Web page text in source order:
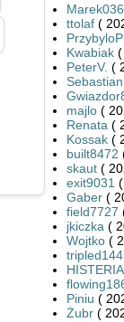
ttolaf(
PrzybyloP
Kwabiak(
PeterV. (
majlo(
Renata (
Kossak(
built8472
skaut(
exit9031
Gaber(
field7727
jkiczka (
Wojtko(
Piniu (
Żubr(